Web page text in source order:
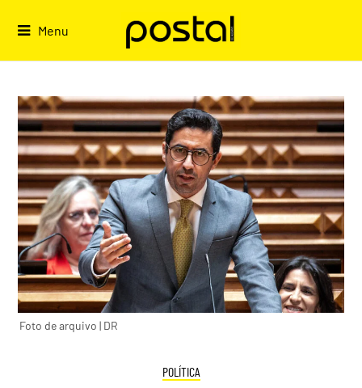
Menu
Foto de arquivo | DR
POLÍTICA